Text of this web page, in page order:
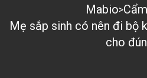
Mabio>
Mẹ sắp sinh có nên đi bộ
cho